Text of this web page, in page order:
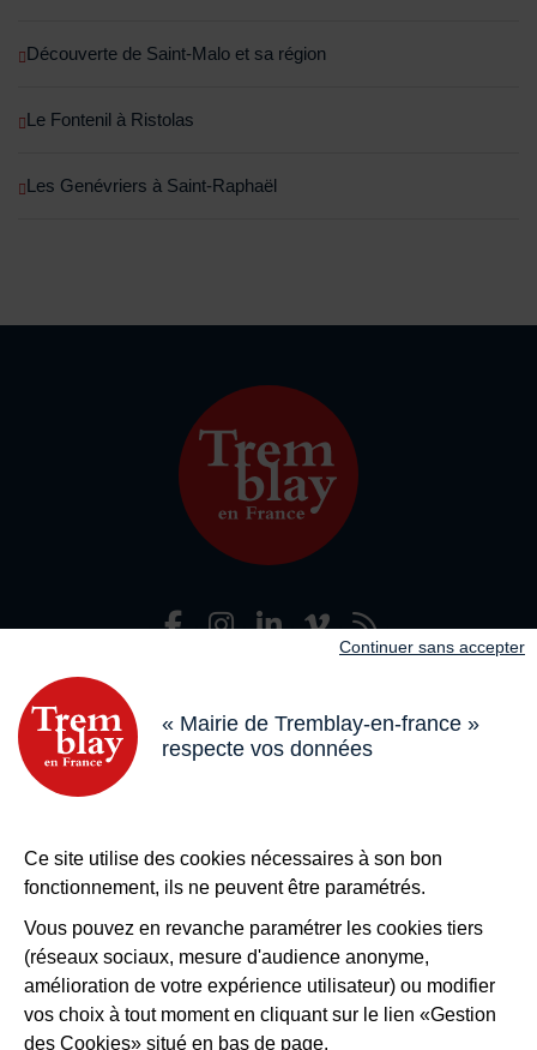
« Mairie de Tremblay-en-france »
respecte vos données
Ce site utilise des cookies nécessaires à son bon
fonctionnement, ils ne peuvent être paramétrés.
Vous pouvez en revanche paramétrer les cookies tiers
(réseaux sociaux, mesure d'audience anonyme,
amélioration de votre expérience utilisateur) ou modifier
vos choix à tout moment en cliquant sur le lien «Gestion
des Cookies» situé en bas de page.
Continuer sans accepter
Découverte de Saint-Malo et sa région
Le Fontenil à Ristolas
Les Genévriers à Saint-Raphaël
Nous suivre
Facebook
InstagramLinkedIn
Adresse dans le pied de page
18 boulevard de l’Hôtel de Ville, 93290 Tremblay-en-France
Horaires
Du lundi au vendredi de 8h30 à 12h et de 13h à 17h
Le samedi de 8h30 à 12h
Bouton contacterNous contacter
Plus deTremblay !
S’inscrire à la newsletter
Nos autres sites